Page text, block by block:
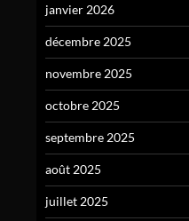
janvier 2026
décembre 2025
novembre 2025
octobre 2025
septembre 2025
août 2025
juillet 2025